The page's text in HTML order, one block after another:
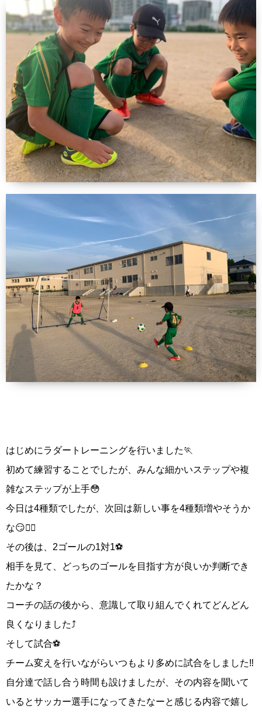
はじめにラダートレーニングを行いました🏃
初めて練習することでしたが、みんな細かいステップや複
雑なステップが上手😳
今日は4種類でしたが、次回は新しい事を4種類増やそうか
な😏👍🏻
その後は、2ゴールの1対1⚽️
相手を見て、どっちのゴールを目指す方が良いか判断でき
たかな？
コーチの話の後から、意識して取り組んでくれてどんどん
良くなりました⤴️
そして試合⚽️
チーム変えを行いながらいつもより多めに試合をしました‼️
自分達で話し合う時間も設けましたが、その内容を聞いて
いるとサッカー選手になってきたなーと感じる内容で嬉し